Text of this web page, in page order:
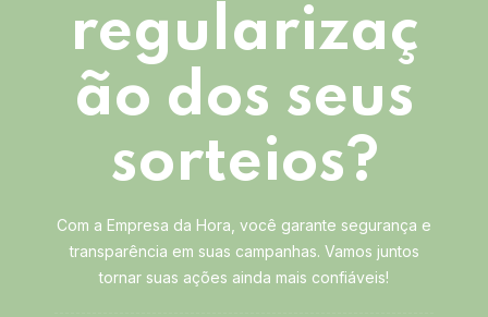
regularizaç
ão dos seus
sorteios?
Com a Empresa da Hora, você garante segurança e
transparência em suas campanhas. Vamos juntos
tornar suas ações ainda mais confiáveis!